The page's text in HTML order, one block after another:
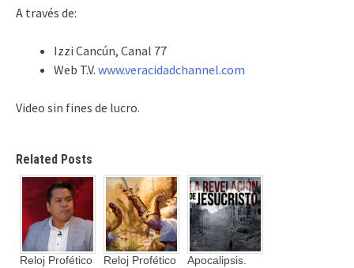
A través de:
Izzi Cancún, Canal 77
Web T.V. www.veracidadchannel.com
Video sin fines de lucro.
Related Posts
Reloj Profético
Reloj Profético
Apocalipsis.